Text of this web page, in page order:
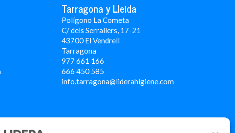
Tarragona y Lleida
Polígono La Cometa
C/ dels Serrallers, 17-21
43700 El Vendrell
Tarragona
977 661 166
666 450 585
info.tarragona@liderahigiene.com